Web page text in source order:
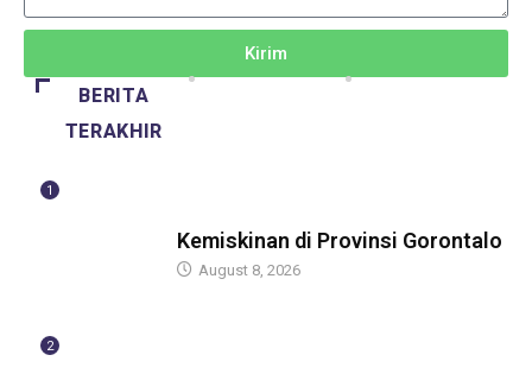
Kirim
BERITA
TERAKHIR
1
Kemiskinan di Provinsi Gorontalo
August 8, 2026
2